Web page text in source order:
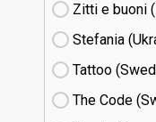
Zitti e buoni​
Stefania
Tattoo
The Code